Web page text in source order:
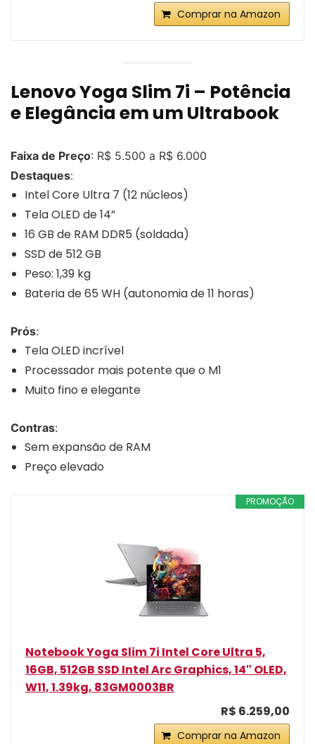
Comprar na Amazon
Lenovo Yoga Slim 7i – Potência
e Elegância em um Ultrabook
Faixa de Preço: R$ 5.500 a R$ 6.000
Destaques:
Intel Core Ultra 7 (12 núcleos)
Tela OLED de 14”
16 GB de RAM DDR5 (soldada)
SSD de 512 GB
Peso: 1,39 kg
Bateria de 65 WH (autonomia de 11 horas)
Prós:
Tela OLED incrível
Processador mais potente que o M1
Muito fino e elegante
Contras:
Sem expansão de RAM
Preço elevado
PROMOÇÃO
Notebook Yoga Slim 7i Intel Core Ultra 5,
16GB, 512GB SSD Intel Arc Graphics, 14″ OLED,
W11, 1.39kg, 83GM0003BR
R$ 6.259,00
Comprar na Amazon